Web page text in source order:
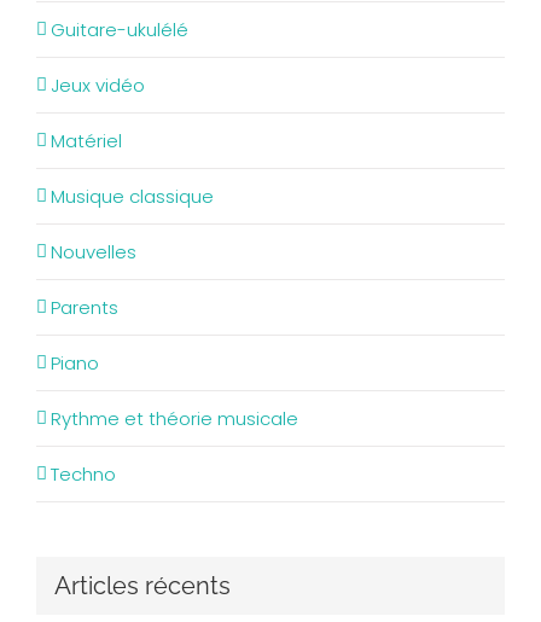
Guitare-ukulélé
Jeux vidéo
Matériel
Musique classique
Nouvelles
Parents
Piano
Rythme et théorie musicale
Techno
Articles récents